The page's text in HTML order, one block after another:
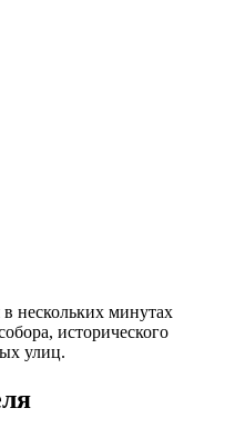
нескольких минутах
исторического
улиц.